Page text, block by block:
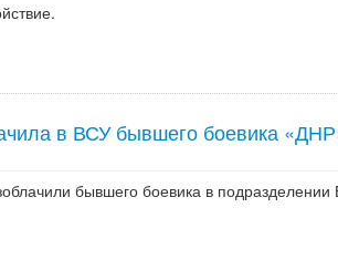
в ВСУ бывшего боевика
бывшего боевика в